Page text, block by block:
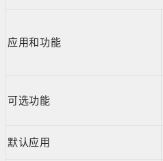
应用和功能
可选功能
默认应用